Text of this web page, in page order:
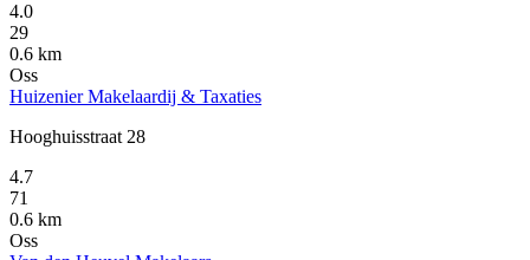
4.0
29
0.6 km
Oss
Huizenier Makelaardij & Taxaties
Hooghuisstraat 28
4.7
71
0.6 km
Oss